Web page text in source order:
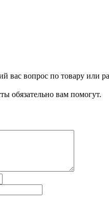
вопрос по товару или
обязательно вам помогут.